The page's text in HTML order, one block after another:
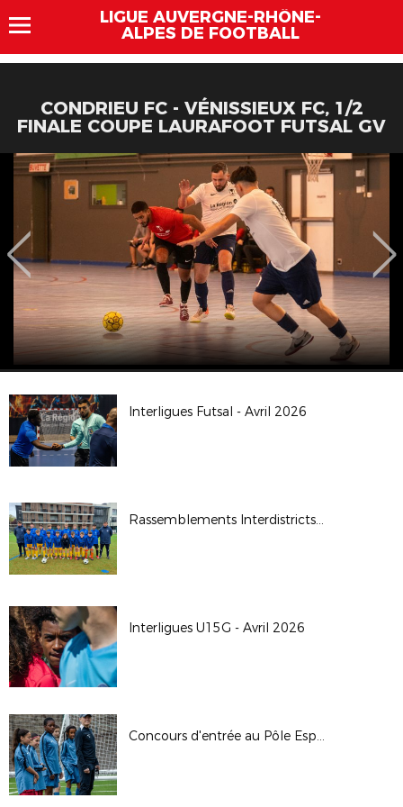
LIGUE AUVERGNE-RHÔNE-
ALPES DE FOOTBALL
CONDRIEU FC - VÉNISSIEUX FC, 1/2
FINALE COUPE LAURAFOOT FUTSAL GV
Interligues Futsal - Avril 2026
Rassemblements Interdistricts U14G - Avr. 2026
Interligues U15G - Avril 2026
Concours d'entrée au Pôle Espoirs - 2026